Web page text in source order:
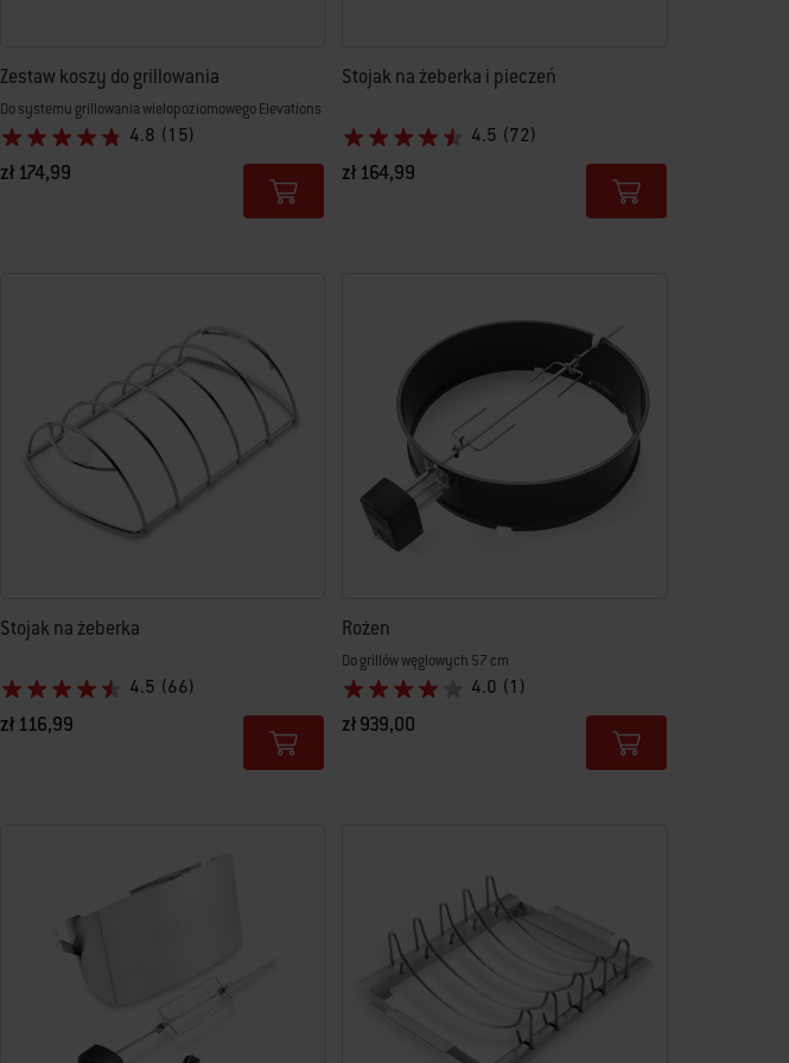
Zestaw koszy do grillowania
Do systemu grillowania wielopoziomowego Elevations
4.8 (15)
zł 174,99
Stojak na żeberka i pieczeń
4.5 (72)
zł 164,99
Stojak na żeberka
4.5 (66)
zł 116,99
Rożen
Do grillów węglowych 57 cm
4.0 (1)
zł 939,00